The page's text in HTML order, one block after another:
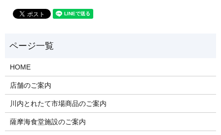
HOME
店舗のご案内
川内とれたて市場商品のご案内
薩摩海食堂施設のご案内